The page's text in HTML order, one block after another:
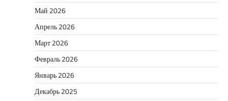
Май 2026
Апрель 2026
Март 2026
Февраль 2026
Январь 2026
Декабрь 2025